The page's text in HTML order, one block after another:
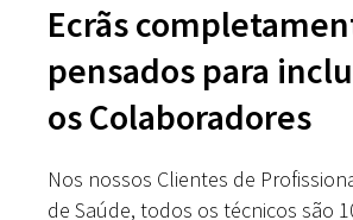
Ecrãs
pensados para
os Colaboradores
Nos nossos Clientes de
de Saúde, todos os técnicos são